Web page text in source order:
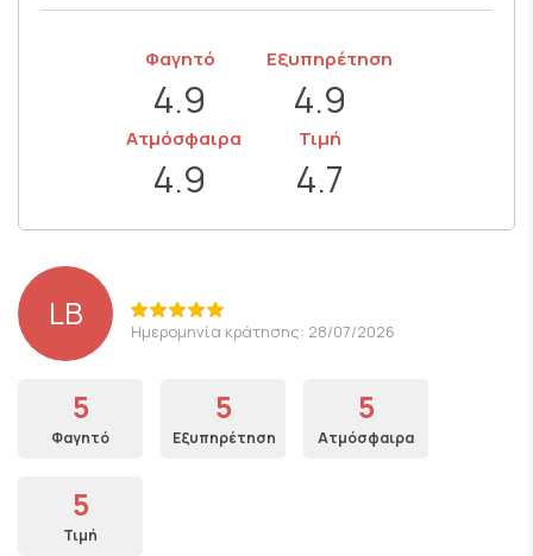
Φαγητό
4.9
Εξυπηρέτηση
4.9
Ατμόσφαιρα
4.9
Τιμή
4.7
LB Ημερομηνία κράτησης: 28/07/2026
5
Φαγητό
5
Εξυπηρέτηση
5
Ατμόσφαιρα
5
Τιμή